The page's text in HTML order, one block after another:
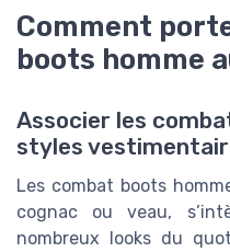
Comment
boots homme
Associer les
styles
Les combat boots
cognac ou veau,
nombreux looks du